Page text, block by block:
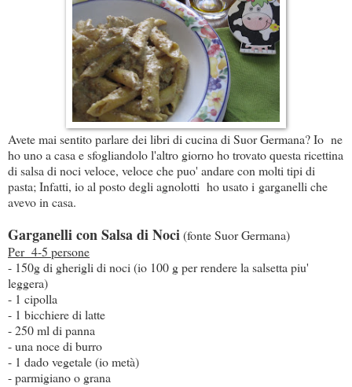
Avete mai sentito parlare dei libri di cucina di Suor Germana? Io ne
ho uno a casa e sfogliandolo l'altro giorno ho trovato questa ricettina
di salsa di noci veloce, veloce che puo' andare con molti tipi di
pasta; Infatti, io al posto degli agnolotti ho usato i garganelli che
avevo in casa.
Garganelli con Salsa di Noci(fonte Suor Germana)
Per 4-5 persone
- 150g di gherigli di noci (io 100 g per rendere la salsetta piu'
leggera)
- 1 cipolla
- 1 bicchiere di latte
- 250 ml di panna
- una noce di burro
- 1 dado vegetale (io metà)
- parmigiano o grana